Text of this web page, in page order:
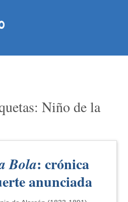
Niño de la
Bola: crónica
anunciada